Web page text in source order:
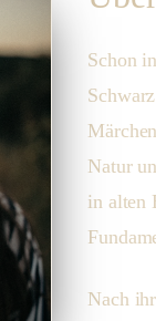
Schon
Natur
in alten
Nach